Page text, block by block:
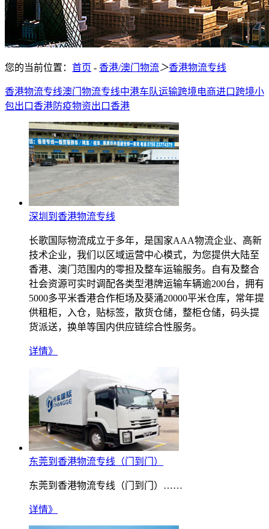
您的当前位置： 首页 - 香港/澳门物流＞香港物流专线
香港物流专线澳门物流专线中港车队运输跨境电商进口 跨境小
包出口香港防疫物资出口香港
深圳到香港物流专线
长歌国际物流成立于多年，是国家AAA物流企业、高新
技术企业，我们以区域运营中心模式，为您提供大陆至
香港、澳门范围内的零担及整车运输服务。自有及整合
社会资源可实时调配各类型港牌运输车辆逾200台，拥有
5000多平米香港合作柜场及葵涌20000平米仓库，常年提
供租柜，入仓，贴标签，散货仓储，整柜仓储，码头提
货派送，换单等国内供应链综合性服务。
详情》
东莞到香港物流专线（门到门）
东莞到香港物流专线（门到门）……
详情》